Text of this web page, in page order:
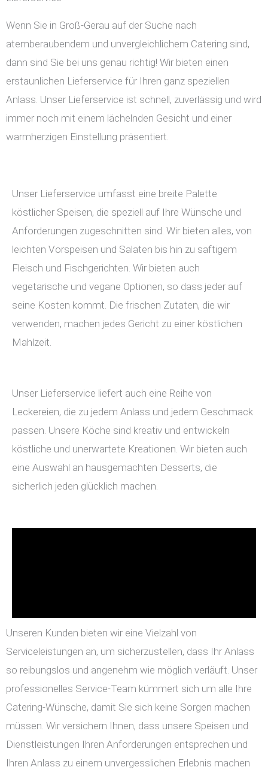
Wenn Sie in Groß-Gerau auf der Suche nach
atemberaubendem und unvergleichlichem Catering sind,
dann sind Sie bei uns genau richtig! Wir bieten einen
erstaunlichen Lieferservice für Ihren ganz speziellen
Anlass. Unser Lieferservice ist schnell, zuverlässig und wird
immer noch mit einem lächelnden Gesicht und einer
warmherzigen Einstellung präsentiert.
Unser Lieferservice umfasst eine breite Palette
köstlicher Speisen, die speziell auf Ihre Wünsche und
Anforderungen zugeschnitten sind. Wir bieten alles, von
leichten Vorspeisen und Salaten bis hin zu saftigem
Fleisch und Fischgerichten. Wir bieten auch
vegetarische und vegane Optionen, so dass jeder auf
seine Kosten kommt. Die frischen Zutaten, die wir
verwenden, machen jedes Gericht zu einer köstlichen
Mahlzeit.
Unser Lieferservice liefert auch eine Reihe von
Leckereien, die zu jedem Anlass und jedem Geschmack
passen. Unsere Köche sind kreativ und entwickeln
köstliche und unerwartete Kreationen. Wir bieten auch
eine Auswahl an hausgemachten Desserts, die
sicherlich jeden glücklich machen.
Unseren Kunden bieten wir eine Vielzahl von
Serviceleistungen an, um sicherzustellen, dass Ihr Anlass
so reibungslos und angenehm wie möglich verläuft. Unser
professionelles Service-Team kümmert sich um alle Ihre
Catering-Wünsche, damit Sie sich keine Sorgen machen
müssen. Wir versichern Ihnen, dass unsere Speisen und
Dienstleistungen Ihren Anforderungen entsprechen und
Ihren Anlass zu einem unvergesslichen Erlebnis machen